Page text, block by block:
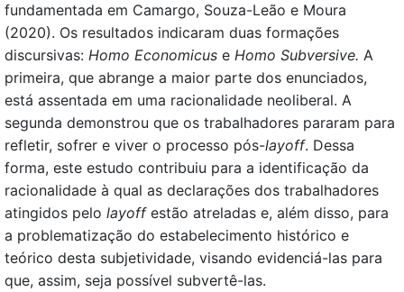
fundamentada em Camargo, Souza-Leão e Moura
(2020). Os resultados indicaram duas formações
discursivas: Homo Economicus e Homo Subversive. A
primeira, que abrange a maior parte dos enunciados,
está assentada em uma racionalidade neoliberal. A
segunda demonstrou que os trabalhadores pararam para
refletir, sofrer e viver o processo pós-layoff. Dessa
forma, este estudo contribuiu para a identificação da
racionalidade à qual as declarações dos trabalhadores
atingidos pelo layoffestão atreladas e, além disso, para
a problematização do estabelecimento histórico e
teórico desta subjetividade, visando evidenciá-las para
que, assim, seja possível subvertê-las.